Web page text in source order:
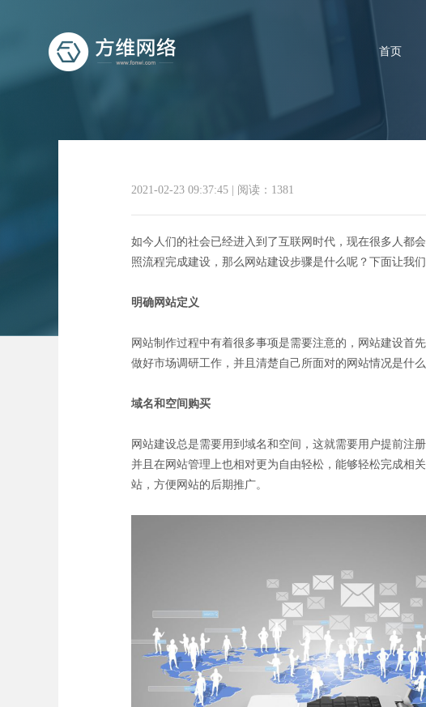
首页
网站建设
2021-02-23 09:37:45 | 阅读：1381
如今人们的社会已经进入到了互联网时代，现在很多人都
照流程完成建设，那么网站建设步骤是什么呢？下面让我
明确网站定义
网站制作过程中有着很多事项是需要注意的，网站建设首
做好市场调研工作，并且清楚自己所面对的网站情况是什
域名和空间购买
网站建设总是需要用到域名和空间，这就需要用户提前注
并且在网站管理上也相对更为自由轻松，能够轻松完成相
站，方便网站的后期推广。